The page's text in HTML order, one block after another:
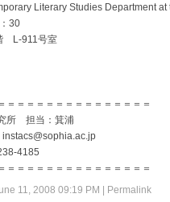
Literary Studies Department at
30
L-911号室
＝＝＝＝＝＝＝＝＝＝＝＝＝＝＝
所 担当：箕浦
4185
＝＝＝＝＝＝＝＝＝＝＝＝＝＝＝
11, 2008 09:19 PM
Permalink